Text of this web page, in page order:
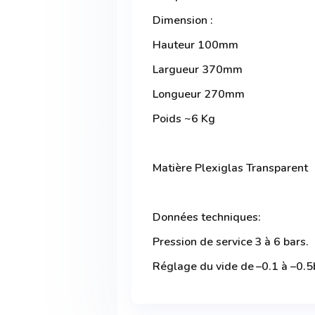
Dimension :
Hauteur 100mm
Largueur 370mm
Longueur 270mm
Poids ~6 Kg
Matière Plexiglas Transparent
Données techniques:
Pression de service 3 à 6 bars.
Réglage du vide de –0.1 à